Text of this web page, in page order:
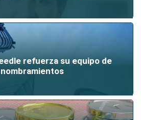
refuerza su equipo de